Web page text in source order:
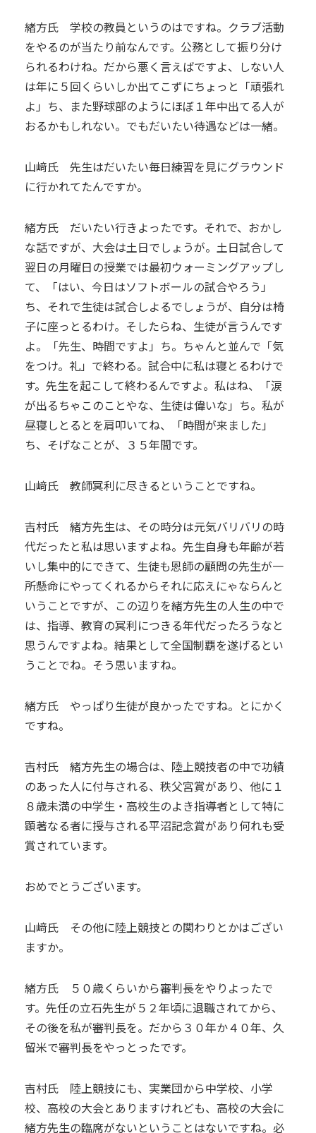
緒方氏 学校の教員というのはですね。クラブ活動
をやるのが当たり前なんです。公務として振り分け
られるわけね。だから悪く言えばですよ、しない人
は年に５回くらいしか出てこずにちょっと「頑張れ
よ」ち、また野球部のようにほぼ１年中出てる人が
おるかもしれない。でもだいたい待遇などは一緒。
山﨑氏 先生はだいたい毎日練習を見にグラウンド
に行かれてたんですか。
緒方氏 だいたい行きよったです。それで、おかし
な話ですが、大会は土日でしょうが。土日試合して
翌日の月曜日の授業では最初ウォーミングアップし
て、「はい、今日はソフトボールの試合やろう」
ち、それで生徒は試合しよるでしょうが、自分は椅
子に座っとるわけ。そしたらね、生徒が言うんです
よ。「先生、時間ですよ」ち。ちゃんと並んで「気
をつけ。礼」で終わる。試合中に私は寝とるわけで
す。先生を起こして終わるんですよ。私はね、「涙
が出るちゃこのことやな、生徒は偉いな」ち。私が
昼寝しとるとを肩叩いてね、「時間が来ました」
ち、そげなことが、３５年間です。
山﨑氏 教師冥利に尽きるということですね。
吉村氏 緒方先生は、その時分は元気バリバリの時
代だったと私は思いますよね。先生自身も年齢が若
いし集中的にできて、生徒も恩師の顧問の先生が一
所懸命にやってくれるからそれに応えにゃならんと
いうことですが、この辺りを緒方先生の人生の中で
は、指導、教育の冥利につきる年代だったろうなと
思うんですよね。結果として全国制覇を遂げるとい
うことでね。そう思いますね。
緒方氏 やっぱり生徒が良かったですね。とにかく
ですね。
吉村氏 緒方先生の場合は、陸上競技者の中で功績
のあった人に付与される、秩父宮賞があり、他に１
８歳未満の中学生・高校生のよき指導者として特に
顕著なる者に授与される平沼記念賞があり何れも受
賞されています。
おめでとうございます。
山﨑氏 その他に陸上競技との関わりとかはござい
ますか。
緒方氏 ５０歳くらいから審判長をやりよったで
す。先任の立石先生が５２年頃に退職されてから、
その後を私が審判長を。だから３０年か４０年、久
留米で審判長をやっとったです。
吉村氏 陸上競技にも、実業団から中学校、小学
校、高校の大会とありますけれども、高校の大会に
緒方先生の臨席がないということはないですね。必